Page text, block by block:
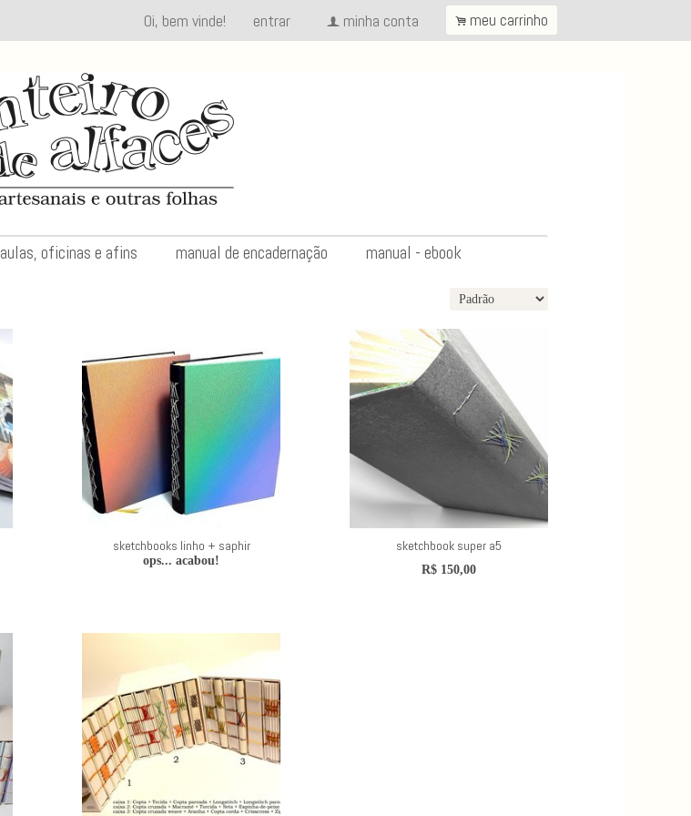
Oi, bem vinde! entrar f minha conta . meu carrinho
aulas, oficinas e afins manual de encadernação manual - ebook
sketchbooks linho + saphir
ops... acabou!
sketchbook super a5
R$ 150,00